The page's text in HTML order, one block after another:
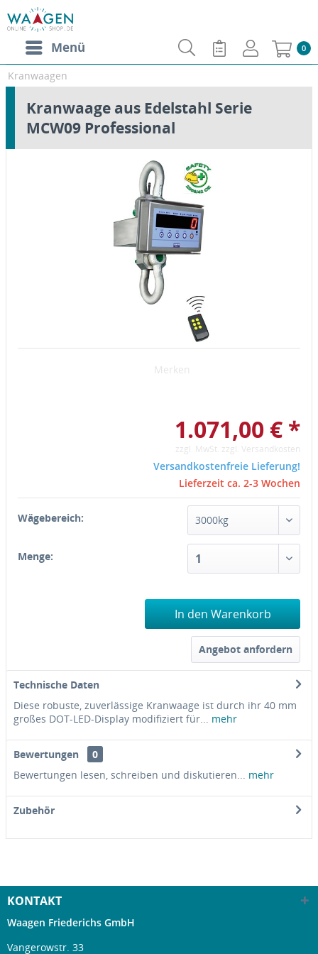
Menü 0
Kranwaagen
Kranwaage aus Edelstahl Serie
MCW09 Professional
Merken
1.071,00 € *
zzgl. MwSt. zzgl. Versandkosten
Versandkostenfreie Lieferung!
Lieferzeit ca. 2-3 Wochen
Wägebereich:
Menge:
In den Warenkorb
Angebot anfordern
Technische Daten
Diese robuste, zuverlässige Kranwaage ist durch ihr 40 mm
großes DOT-LED-Display modifiziert für...
mehr
Bewertungen
0
Bewertungen lesen, schreiben und diskutieren...
mehr
Zubehör
KONTAKT
Waagen Friederichs GmbH
Vangerowstr. 33